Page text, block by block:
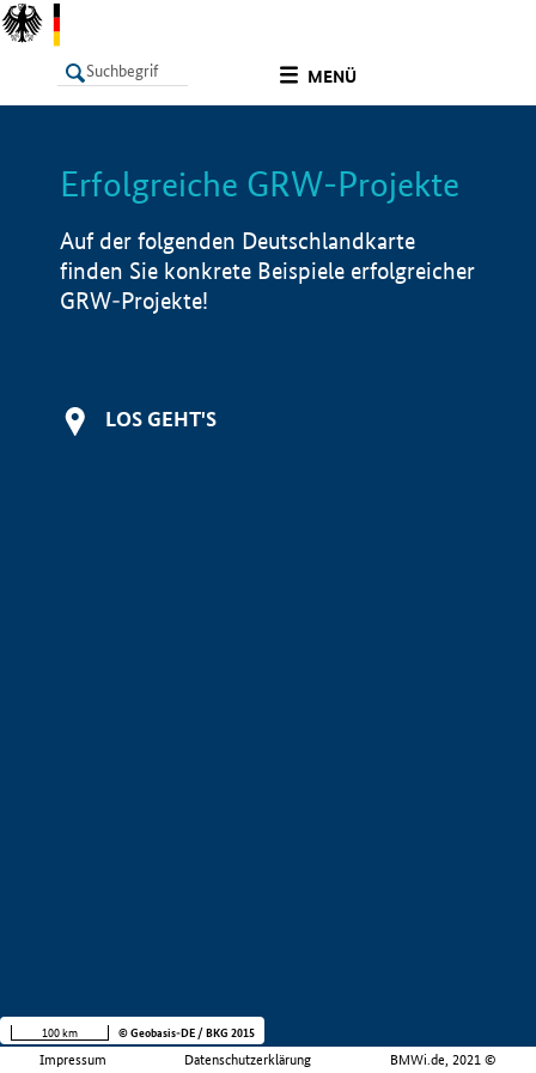
MENÜ
LISTE Info
Erfolgreiche GRW-Projekte
Auf der folgenden Deutschlandkarte
finden Sie konkrete Beispiele erfolgreicher
GRW-Projekte!
LOS GEHT'S
Impressum Datenschutzerklärung BMWi.de, 2021 ©
100 km © Geobasis-DE / BKG 2015